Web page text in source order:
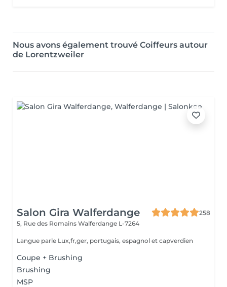
Nous avons également trouvé Coiffeurs autour
de Lorentzweiler
Salon Gira Walferdange
258
5, Rue des Romains Walferdange L-7264
Langue parle Lux,fr,ger, portugais, espagnol et capverdien
Coupe + Brushing
Brushing
MSP